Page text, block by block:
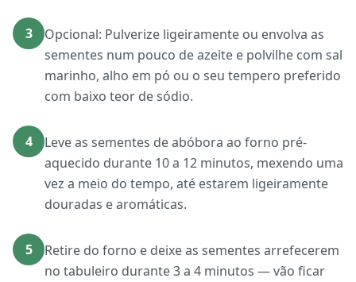
3
Opcional: Pulverize ligeiramente ou envolva as
sementes num pouco de azeite e polvilhe com sal
marinho, alho em pó ou o seu tempero preferido
com baixo teor de sódio.
4
Leve as sementes de abóbora ao forno pré-
aquecido durante 10 a 12 minutos, mexendo uma
vez a meio do tempo, até estarem ligeiramente
douradas e aromáticas.
5
Retire do forno e deixe as sementes arrefecerem
no tabuleiro durante 3 a 4 minutos — vão ficar